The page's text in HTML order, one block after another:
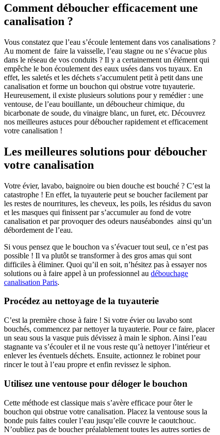
Comment déboucher efficacement une
canalisation ?
Vous constatez que l’eau s’écoule lentement dans vos canalisations ?
Au moment de faire la vaisselle, l’eau stagne ou ne s’évacue plus
dans le réseau de vos conduits ? Il y a certainement un élément qui
empêche le bon écoulement des eaux usées dans vos tuyaux. En
effet, les saletés et les déchets s’accumulent petit à petit dans une
canalisation et forme un bouchon qui obstrue votre tuyauterie.
Heureusement, il existe plusieurs solutions pour y remédier : une
ventouse, de l’eau bouillante, un déboucheur chimique, du
bicarbonate de soude, du vinaigre blanc, un furet, etc. Découvrez
nos meilleures astuces pour déboucher rapidement et efficacement
votre canalisation !
Les meilleures solutions pour déboucher
votre canalisation
Votre évier, lavabo, baignoire ou bien douche est bouché ? C’est la
catastrophe ! En effet, la tuyauterie peut se boucher facilement par
les restes de nourritures, les cheveux, les poils, les résidus du savon
et les masques qui finissent par s’accumuler au fond de votre
canalisation et par provoquer des odeurs nauséabondes ainsi qu’un
débordement de l’eau.
Si vous pensez que le bouchon va s’évacuer tout seul, ce n’est pas
possible ! Il va plutôt se transformer à des gros amas qui sont
difficiles à éliminer. Quoi qu’il en soit, n’hésitez pas à essayer nos
solutions ou à faire appel à un professionnel au débouchage
canalisation Paris.
Procédez au nettoyage de la tuyauterie
C’est la première chose à faire ! Si votre évier ou lavabo sont
bouchés, commencez par nettoyer la tuyauterie. Pour ce faire, placer
un seau sous la vasque puis dévissez à main le siphon. Ainsi l’eau
stagnante va s’écouler et il ne vous reste qu’à nettoyer l’intérieur et
enlever les éventuels déchets. Ensuite, actionnez le robinet pour
rincer le tout à l’eau propre et enfin revissez le siphon.
Utilisez une ventouse pour déloger le bouchon
Cette méthode est classique mais s’avère efficace pour ôter le
bouchon qui obstrue votre canalisation. Placez la ventouse sous la
bonde puis faites couler l’eau jusqu’elle couvre le caoutchouc.
N’oubliez pas de boucher préalablement toutes les autres sorties de